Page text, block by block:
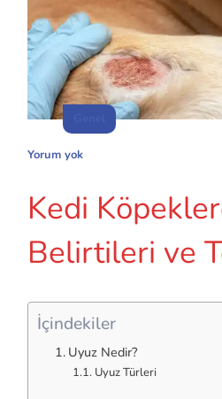
Yorum yok
Kedi
Belirtileri ve
İçindekiler
Uyuz Nedir?
Uyuz Türleri